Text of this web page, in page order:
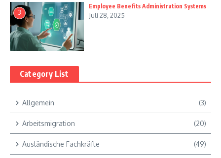
3
Employee Benefits Administration Systems
Juli 28, 2025
Category List
Allgemein (3)
Arbeitsmigration (20)
Ausländische Fachkräfte (49)